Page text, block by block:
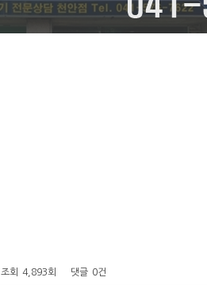
조회 4,893회 댓글 0건